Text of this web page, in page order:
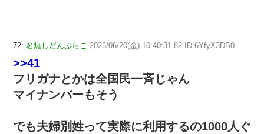
72: 名無しどんぶらこ 2025/06/20(金) 10:40:31.82 ID:6YfyX3DB0
>>41
フリガナとかは全国民一斉じゃん
マイナンバーもそう
でも夫婦別姓って実際に利用するの1000人ぐ